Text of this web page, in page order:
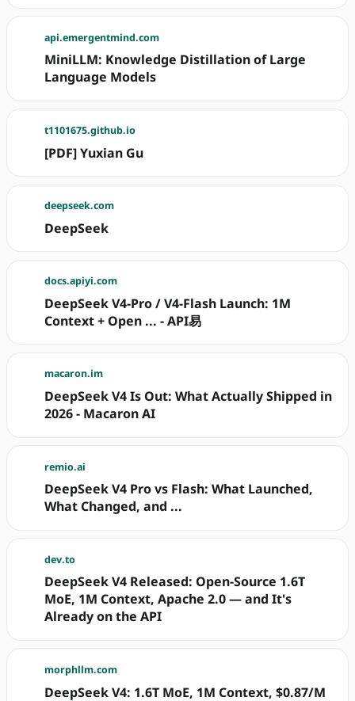
api.emergentmind.com
MiniLLM: Knowledge Distillation of Large
Language Models
t1101675.github.io
[PDF] Yuxian Gu
deepseek.com
DeepSeek
docs.apiyi.com
DeepSeek V4-Pro / V4-Flash Launch: 1M
Context + Open ... - API易
macaron.im
DeepSeek V4 Is Out: What Actually Shipped in
2026 - Macaron AI
remio.ai
DeepSeek V4 Pro vs Flash: What Launched,
What Changed, and ...
dev.to
DeepSeek V4 Released: Open-Source 1.6T
MoE, 1M Context, Apache 2.0 — and It's
Already on the API
morphllm.com
DeepSeek V4: 1.6T MoE, 1M Context, $0.87/M